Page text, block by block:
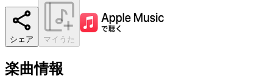
シェア マイうた
楽曲情報